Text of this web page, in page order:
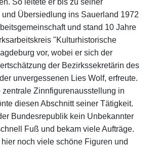
So leitete er bis zu seiner
Übersiedlung ins Sauerland 1972
und stand 10 Jahre
"Kulturhistorische
vor, wobei er sich der
der Bezirkssekretärin des
unvergessenen Lies Wolf, erfreute.
zentrale Zinnfigurenausstellung in
diesen Abschnitt seiner Tätigkeit.
Bundesrepublik kein Unbekannter
Fuß und bekam viele Aufträge.
noch viele schöne Figuren und